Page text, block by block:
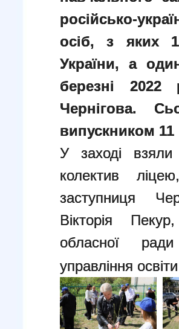
російсько-
осіб, з яких
України, а
березні 2022
Чернігова.
випускником 11
У заході взяли
колектив
заступниця
Вікторія
обласної
управління